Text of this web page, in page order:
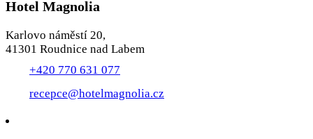
Hotel Magnolia
Karlovo náměstí 20,
41301 Roudnice nad Labem
+420 770 631 077
recepce@hotelmagnolia.cz